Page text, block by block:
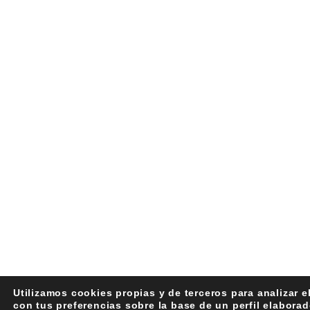
Utilizamos cookies propias y de terceros para analizar
con tus preferencias sobre la base de un perfil